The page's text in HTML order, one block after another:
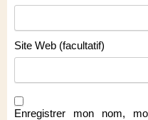
Site Web (facultatif)
Enregistrer mon nom,